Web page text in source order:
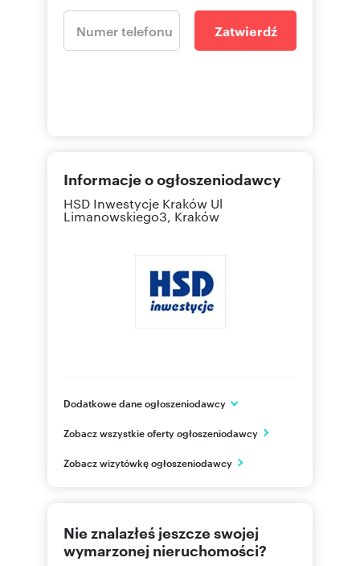
Zatwierdź
Informacje o ogłoszeniodawcy
HSD Inwestycje Kraków Ul
Limanowskiego3, Kraków
Dodatkowe dane ogłoszeniodawcy
ul. Limanowskiego 3/24
Zobacz wszystkie oferty ogłoszeniodawcy
Zobacz wizytówkę ogłoszeniodawcy
Nie znalazłeś jeszcze swojej
wymarzonej nieruchomości?